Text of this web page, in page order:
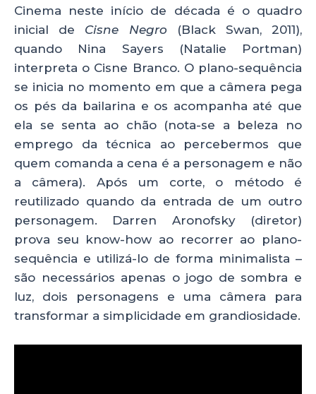
Cinema neste início de década é o quadro
inicial de Cisne Negro(Black Swan, 2011),
quando Nina Sayers (Natalie Portman)
interpreta o Cisne Branco. O plano-sequência
se inicia no momento em que a câmera pega
os pés da bailarina e os acompanha até que
ela se senta ao chão (nota-se a beleza no
emprego da técnica ao percebermos que
quem comanda a cena é a personagem e não
a câmera). Após um corte, o método é
reutilizado quando da entrada de um outro
personagem. Darren Aronofsky (diretor)
prova seu know-how ao recorrer ao plano-
sequência e utilizá-lo de forma minimalista –
são necessários apenas o jogo de sombra e
luz, dois personagens e uma câmera para
transformar a simplicidade em grandiosidade.